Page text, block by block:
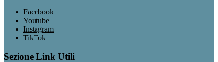
Facebook
Youtube
Instagram
TikTok
Sezione Link Utili